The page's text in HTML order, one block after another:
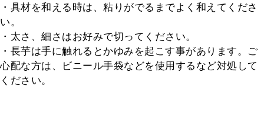
・具材を和える時は、粘りがでるまでよく和えてくださ
い。
・太さ、細さはお好みで切ってください。
・長芋は手に触れるとかゆみを起こす事があります。ご
心配な方は、ビニール手袋などを使用するなど対処して
ください。